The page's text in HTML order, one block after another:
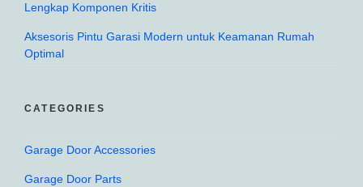
Lengkap Komponen Kritis
Aksesoris Pintu Garasi Modern untuk Keamanan Rumah
Optimal
CATEGORIES
Garage Door Accessories
Garage Door Parts